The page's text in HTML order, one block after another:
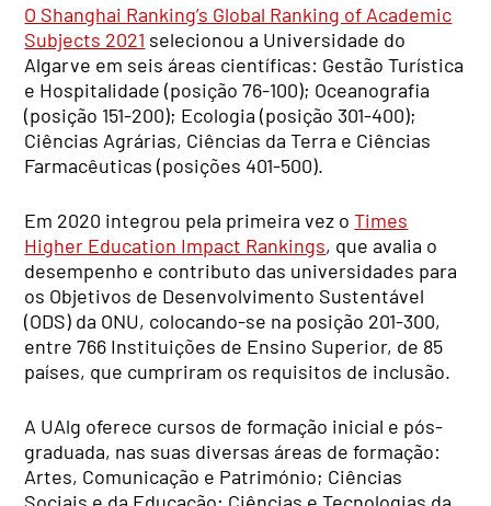
O Shanghai Ranking’s Global Ranking of Academic
Subjects 2021 selecionou a Universidade do
Algarve em seis áreas científicas: Gestão Turística
e Hospitalidade (posição 76-100); Oceanografia
(posição 151-200); Ecologia (posição 301-400);
Ciências Agrárias, Ciências da Terra e Ciências
Farmacêuticas (posições 401-500).
Em 2020 integrou pela primeira vez oTimes
Higher Education Impact Rankings, que avalia o
desempenho e contributo das universidades para
os Objetivos de Desenvolvimento Sustentável
(ODS) da ONU, colocando-se na posição 201-300,
entre 766 Instituições de Ensino Superior, de 85
países, que cumpriram os requisitos de inclusão.
A UAlg oferece cursos de formação inicial e pós-
graduada, nas suas diversas áreas de formação:
Artes, Comunicação e Património; Ciências